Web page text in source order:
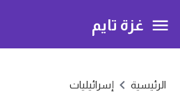
غزة تايم
الرئيسية إسرائيليات